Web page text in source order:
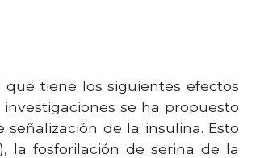
tiene los siguientes efectos
se ha propuesto
de la insulina. Esto
la fosforilación de serina de la